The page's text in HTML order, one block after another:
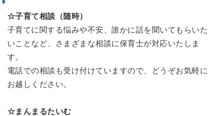
☆子育て相談（随時）
子育てに関する悩みや不安、誰かに話を聞いてもらいた
いことなど、さまざまな相談に保育士が対応いたしま
す。
電話での相談も受け付けていますので、どうぞお気軽に
お越しください。
☆まんまるたいむ